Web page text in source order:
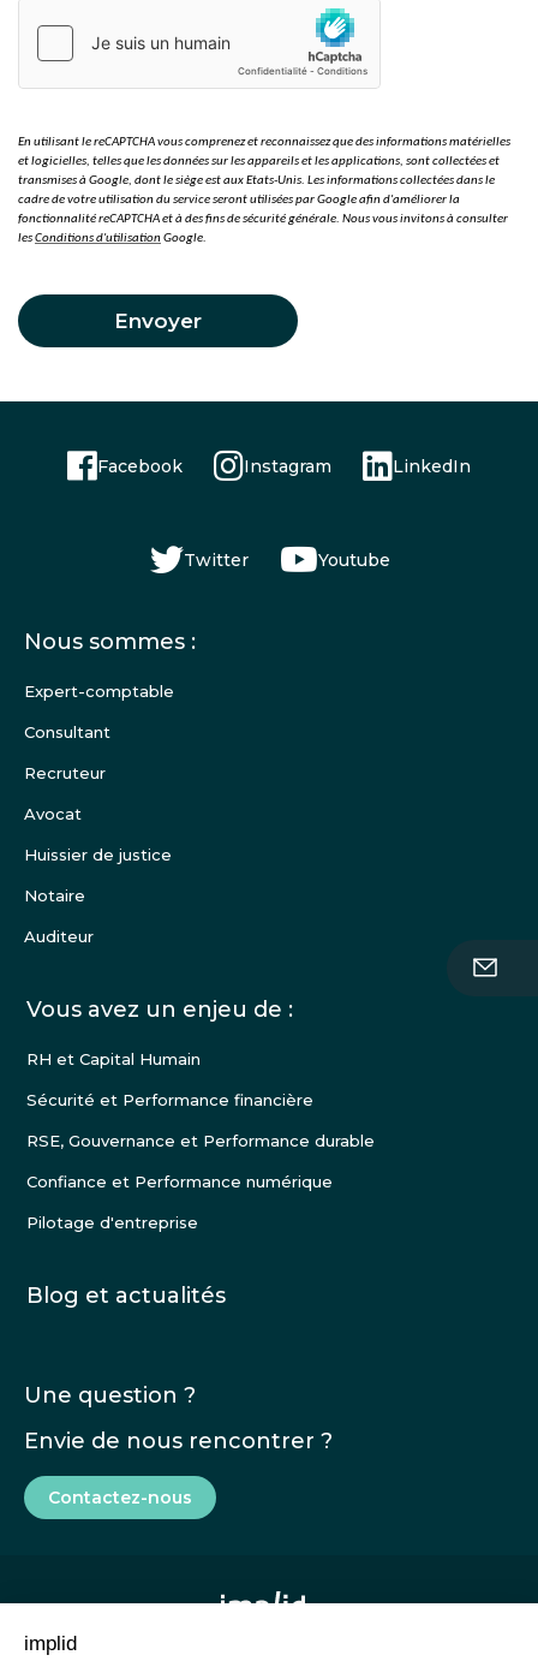
En utilisant le reCAPTCHA vous comprenez et reconnaissez que des informations matérielles
et logicielles, telles que les données sur les appareils et les applications, sont collectées et
transmises à Google, dont le siège est aux Etats-Unis. Les informations collectées dans le
cadre de votre utilisation du service seront utilisées par Google afin d'améliorer la
fonctionnalité reCAPTCHA et à des fins de sécurité générale. Nous vous invitons à consulter
lesConditions d'utilisation Google.
Envoyer
Facebook Instagram LinkedIn
Twitter Youtube
Menu
de
Nous sommes :
Expert-comptable
Consultant
Recruteur
Avocat
Huissier de justice
Notaire
Auditeur
Vous avez un enjeu de :
RH et Capital Humain
Sécurité et Performance financière
RSE, Gouvernance et Performance durable
Confiance et Performance numérique
Pilotage d'entreprise
Blog et actualités
Une question ?
Envie de nous rencontrer ?
Contactez-nous
implid